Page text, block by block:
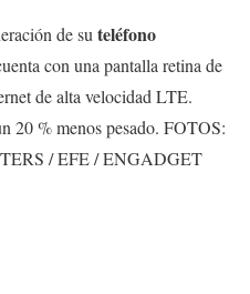
de suteléfono
con una pantalla retina de
de alta velocidad LTE.
20 % menos pesado. FOTOS:
/ EFE / ENGADGET